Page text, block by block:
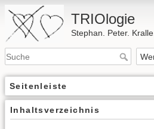
TRIOlogie
Stephan. Peter. Kralle.
Seitenleiste
Inhaltsverzeichnis